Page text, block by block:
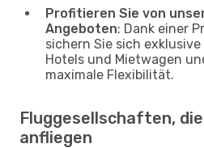
Profitieren Sie von
Angeboten: Dank einer
sichern Sie sich
Hotels und Mietwagen
maximale Flexibilität.
Fluggesellschaften,
anfliegen